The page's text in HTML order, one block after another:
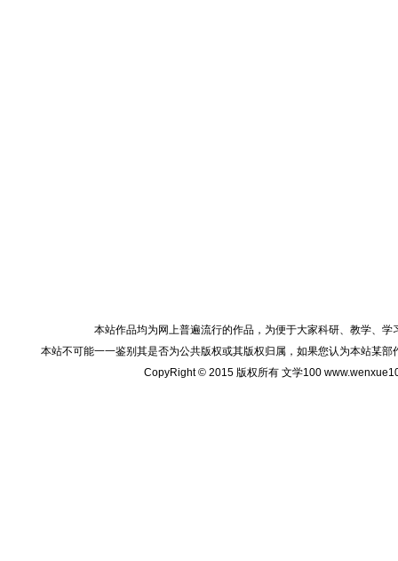
本站作品均为网上普遍流行的作品，为便于大家科研、教学、
本站不可能一一鉴别其是否为公共版权或其版权归属，如果您认为本站某
CopyRight © 2015 版权所有 文学100